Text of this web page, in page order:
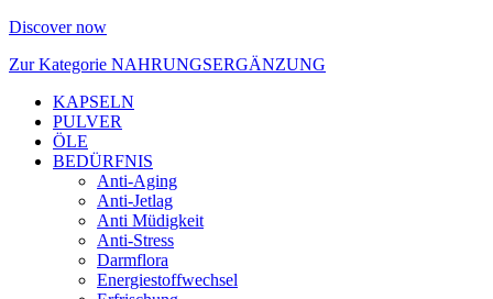
Discover now
Zur Kategorie NAHRUNGSERGÄNZUNG
KAPSELN
PULVER
ÖLE
BEDÜRFNIS
Anti-Aging
Anti-Jetlag
Anti Müdigkeit
Anti-Stress
Darmflora
Energiestoffwechsel